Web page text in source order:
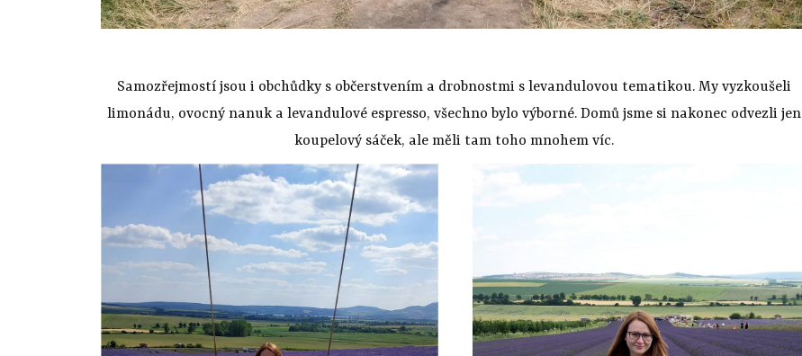
Samozřejmostí jsou i obchůdky s občerstvením a drobnostmi s levandulovou tematikou. My vyzkoušeli
limonádu, ovocný nanuk a levandulové espresso, všechno bylo výborné. Domů jsme si nakonec odvezli jen
koupelový sáček, ale měli tam toho mnohem víc.